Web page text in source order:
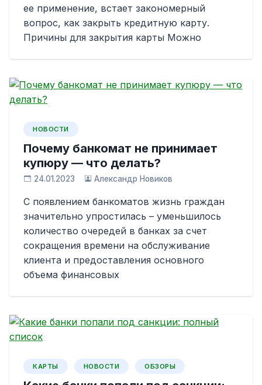
ее применение, встает закономерный
вопрос, как закрыть кредитную карту.
Причины для закрытия карты Можно
НОВОСТИ
Почему банкомат не принимает
купюру — что делать?
24.01.2023 Александр Новиков
С появлением банкоматов жизнь граждан
значительно упростилась – уменьшилось
количество очередей в банках за счет
сокращения времени на обслуживание
клиента и предоставления основного
объема финансовых
КАРТЫ НОВОСТИ ОБЗОРЫ